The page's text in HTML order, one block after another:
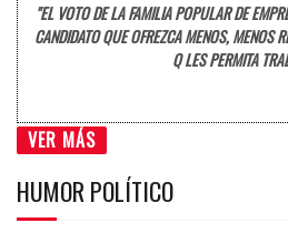
"EL VOTO DE LA FAMILIA POPULAR DE
CANDIDATO QUE OFREZCA MENOS, MENOS
Q LES PERMITA
VER MÁS
HUMOR POLÍTICO